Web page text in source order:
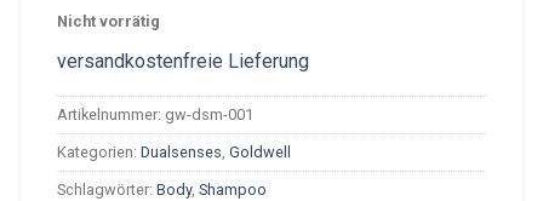
Nicht vorrätig
versandkostenfreie Lieferung
Artikelnummer: gw-dsm-001
Kategorien: Dualsenses, Goldwell
Schlagwörter: Body, Shampoo